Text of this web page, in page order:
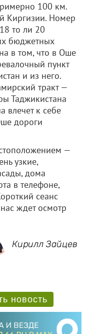
100 км.
Киргизии. Номер
то ли 20
бюджетных
в том, что в Оше
пункт
и из него.
тракт —
Таджикистана
влечет к себе
дороги
—
узкие,
дома
в телефоне,
сеанс
ждет осмотр
Кирилл Зайцев
новость